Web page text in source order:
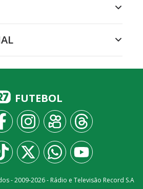
FUTEBOL
- 2009-2026- Rádio e Televisão Record S.A